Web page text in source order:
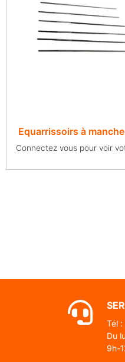
Equarrissoirs à
Connectez vous pour voir
Tél :
Du
9h-